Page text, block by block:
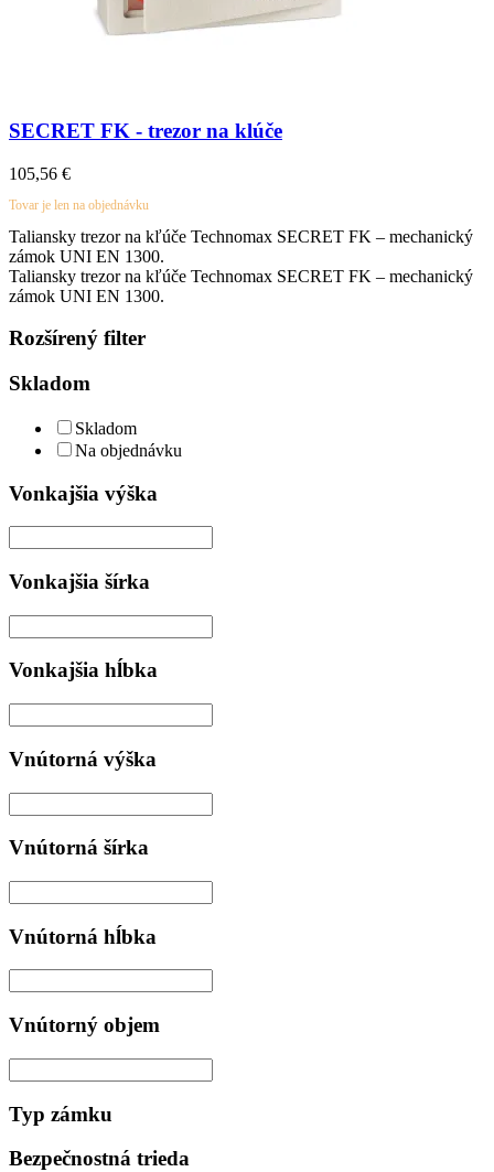
SECRET FK - trezor na klúče
105,56 €
Tovar je len na objednávku
Taliansky trezor na kľúče Technomax SECRET FK – mechanický
zámok UNI EN 1300.
Taliansky trezor na kľúče Technomax SECRET FK – mechanický
zámok UNI EN 1300.
Rozšírený filter
Skladom
Skladom
Na objednávku
Vonkajšia výška
Vonkajšia šírka
Vonkajšia hĺbka
Vnútorná výška
Vnútorná šírka
Vnútorná hĺbka
Vnútorný objem
Typ zámku
Bezpečnostná trieda